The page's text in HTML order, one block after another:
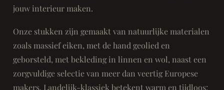
jouw interieur maken.
Onze stukken zijn gemaakt van natuurlijke materialen
zoals massief eiken, met de hand geolied en
geborsteld, met bekleding in linnen en wol, naast een
zorgvuldige selectie van meer dan veertig Europese
makers. Landelijk-klassiek betekent warm en tijdloos: